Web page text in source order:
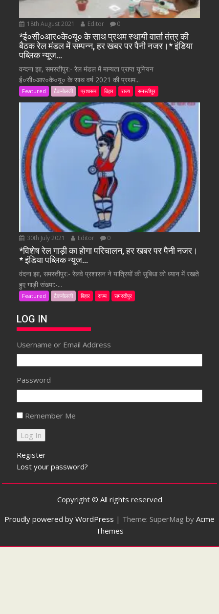
18th August 2021 Editor 0
*ई०सी०आर०के०यू० के साथ प्रथम स्थायी वार्ता तंत्र की
बैठक रेल मंडल में सम्पन्न, हर खबर पर पैनी नजर।* इंडिया
पब्लिक न्यूज…
वन्दना झा, समस्तीपुर:- रेल मंडल में मान्यता प्राप्त यूनियन
ई०सी०आर०के०यू० के साथ वर्ष 2021 की प्रथम...
Featured टैकनोलजी प्रशासन बिहार राज्य समस्तीपुर
30th July 2021 Editor 0
*विशेष रेल गाड़ी का होगा परिचालन, हर खबर पर पैनी नजर।
* इंडिया पब्लिक न्यूज…
वंदना झा, समस्तीपुर:- रेलवे प्रशासन ने यात्रियों की सुबिधा को ध्यान में रखते
हुए गाड़ी संख्या:-...
Featured टैकनोलजी बिहार राज्य समस्तीपुर
LOG IN
Username or Email Address
Password
Remember Me
Register
Lost your password?
Copyright © All rights reserved
Proudly powered by WordPress | Theme: SuperMag by Acme
Themes